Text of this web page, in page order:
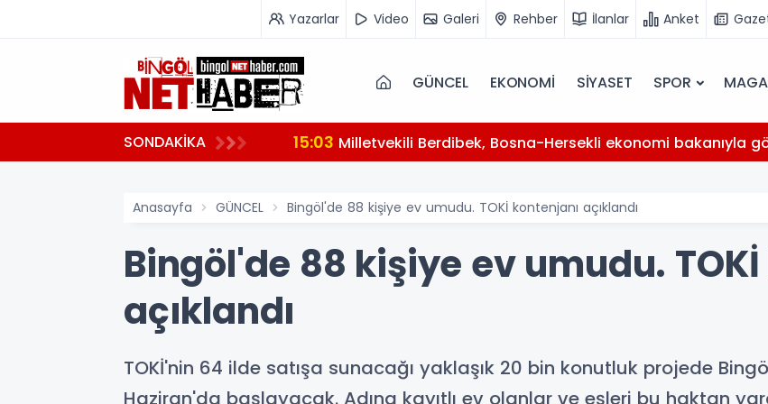
Yazarlar Video Galeri Rehber İlanlar Anket
GÜNCEL EKONOMİ SİYASET SPOR
SONDAKİKA 15:03 Milletvekili Berdibek, Bosna-Hersekli ekonomi bakanıyla
Anasayfa GÜNCEL Bingöl'de 88 kişiye ev umudu. TOKİ kontenjanı açıklandı
Bingöl'de 88 kişiye ev umudu.
açıklandı
TOKİ'nin 64 ilde satışa sunacağı yaklaşık 20 bin konutluk projede
Haziran'da başlayacak. Adına kayıtlı ev olanlar ve eşleri bu haktan